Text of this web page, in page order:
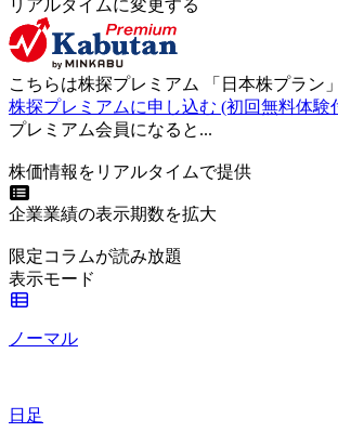
リアルタイムに変更する
こちらは株探プレミアム 「 日本株プラン
株探プレミアムに申し込む (初回無料体験
プレミアム会員になると...
株価情報をリアルタイムで提供
企業業績の表示期数を拡大
限定コラムが読み放題
表示モード
ノーマル
日足